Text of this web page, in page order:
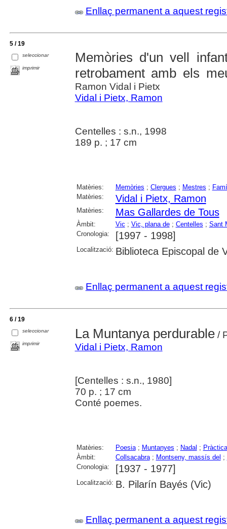
Enllaç permanent a aquest
5 / 19
seleccionar
imprimir
Memòries d'un vell
retrobament amb els
Ramon Vidal i Pietx
Vidal i Pietx, Ramon
Centelles : s.n., 1998
189 p. ; 17 cm
Matèries: Memòries ; Clergues ; Mestres ;
Matèries:
Vidal i Pietx, Ramon
Matèries: Mas Gallardes de Tous
Àmbit: Vic ; Vic, plana de; Centelles ; Sant
Cronologia:
[1997 - 1998]
Localització: Biblioteca Episcopal de
Enllaç permanent a aquest
6 / 19
seleccionar
imprimir
La Muntanya perdurable/
Vidal i Pietx, Ramon
[Centelles : s.n., 1980]
70 p. ; 17 cm
Conté poemes.
Matèries: Poesia; Muntanyes ; Nadal ;
Àmbit:
Collsacabra; Montseny, massís del ;
Cronologia:
[1937 - 1977]
Localització: B. Pilarín Bayés (Vic)
Enllaç permanent a aquest